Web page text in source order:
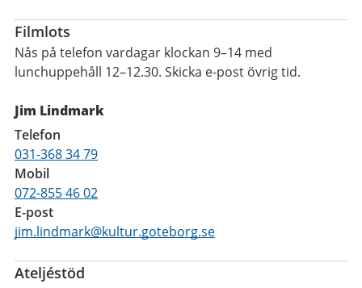
Filmlots
Nås på telefon vardagar klockan 9–14 med
lunchuppehåll 12–12.30. Skicka e-post övrig tid.
Jim Lindmark
Telefon
031-368 34 79
Mobil
072-855 46 02
E-post
jim.lindmark@kultur.goteborg.se
Ateljéstöd